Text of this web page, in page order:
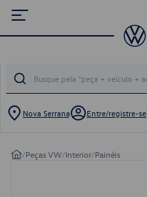
Nova Serrana Entre/registre-se
/Peças VW/Interior/Painéis